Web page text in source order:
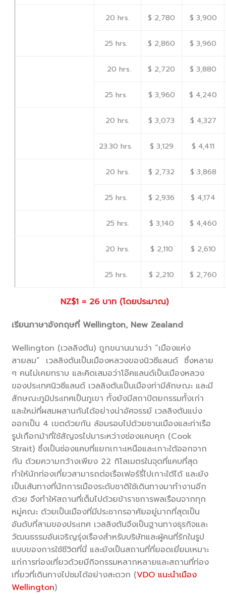
20 hrs. $ 2,780 $ 3,900
25 hrs. $ 2,860 $ 3,960
20 hrs. $ 2,720 $ 3,880
25 hrs. $ 3,960 $ 4,240
20 hrs. $ 3,073 $ 4,327
23.30 hrs. $ 3,129 $ 4,411
20 hrs. $ 2,732 $ 3,868
25 hrs. $ 2,936 $ 4,174
25 hrs. $ 3,140 $ 4,460
20 hrs. $ 2,110 $ 2,610
25 hrs. $ 2,210 $ 2,760
NZ$1 = 26 บาท (โดยประมาณ)
เรียนภาษาอังกฤษที่ Wellington, New Zealand
Wellington (เวลลิงตัน) ถูกขนานนามว่า “เมืองแห่ง
สายลม” เวลลิงตันเป็นเมืองหลวงของนิวซีแลนด์ ซึ่งหลาย
ๆ คนไม่เคยทราบ และคิดเสมอว่าโอ๊คแลนด์เป็นเมืองหลวง
ของประเทศนิวซีแลนด์ เวลลิงตันเป็นเมืองท่ามีลักษณะ และมี
สักษณะภูมิประเทศเป็นภูเขา ทั้งยังมีสถาปัตยกรรมทั้งเก่า
และใหม่ที่ผสมผสานกันได้อย่างน่าอัศจรรย์ เวลลิงตันแบ่ง
ออกเป็น 4 เขตด้วยกัน ล้อมรอบไปด้วยชานเมืองและท่าเรือ
รูปเกือกม้าที่ใช้สัญจรไปมาระหว่างช่องแคบคุก (Cook
Strait) ซึ่งเป็นช่องแคบที่แยกเกาะเหนือและเกาะใต้ออกจาก
กัน ด้วยความกว้างเพียง 22 กิโลเมตรในจุดที่แคบที่สุด
ทำให้นักท่องเที่ยวสามารถต่อเรือเฟอร์รี่ไปเกาะใต้ได้ และยัง
เป็นเส้นทางที่นักการเมืองระดับชาติใช้เดินทางมาทำงานอีก
ด้วย จึงทำให้สถานที่เต็มไปด้วยข้าราชการพลเรือนจากทุก
หมู่คณะ ด้วยเป็นเมืองที่มีประชากรอาศัยอยู่มากที่สุดเป็น
อันดับที่สามของประเทศ เวลลิงตันจึงเป็นฐานทางธุรกิจและ
วัฒนธรรมอันเจริญรุ่งเรืองสำหรับบริษัทและผู้คนที่รักในรูป
แบบของการใช้ชีวิตที่นี่ และยังเป็นสถานที่ที่ยอดเยี่ยมเหมาะ
แก่การท่องเที่ยวด้วยมีกิจกรรมหลากหลายและสถานที่ท่อง
เที่ยวที่เดินทางไปชมได้อย่างสะดวก (VDO แนะนำเมือง
Wellington)